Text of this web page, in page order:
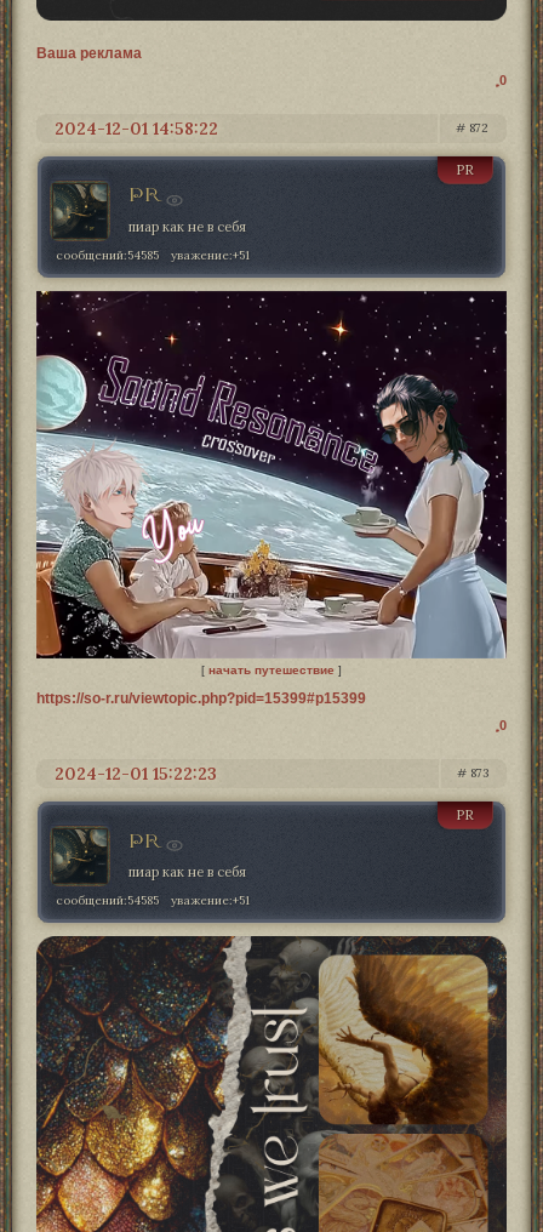
Ваша реклама
0
872
2024-12-01 14:58:22
PR
PR
пиар как не в себя
сообщений:54585 уважение:+51
[ начать путешествие ]
https://so-r.ru/viewtopic.php?pid=15399#p15399
0
873
2024-12-01 15:22:23
PR
PR
пиар как не в себя
сообщений:54585 уважение:+51